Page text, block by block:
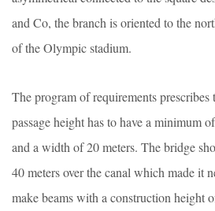
and Co, the branch is oriented to the
of the Olympic stadium.
The program of requirements prescribes
passage height has to have a minimum
and a width of 20 meters. The bridge
40 meters over the canal which made it
make beams with a construction height